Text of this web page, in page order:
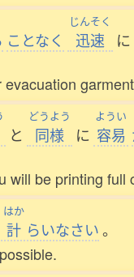
ことなく
じんそく
迅速 に
と
どうよう
同様 に
ようい
容易
be printing
はか
計 らいなさい。